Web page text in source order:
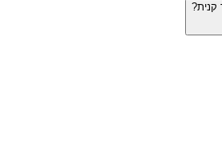
קנית?